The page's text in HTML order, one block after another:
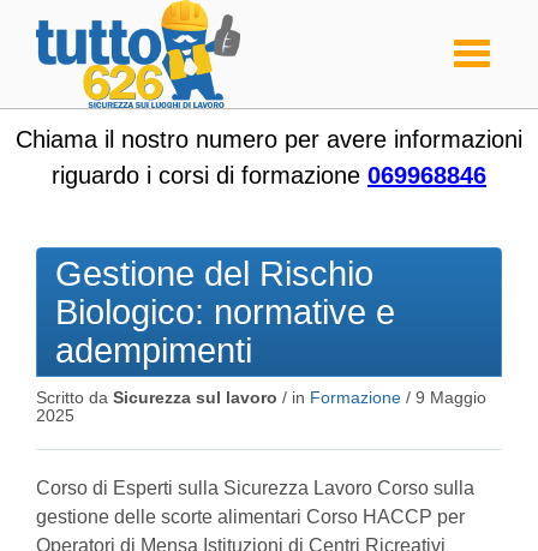
Toggle
Chiama il nostro numero per avere informazioni
riguardo i corsi di formazione 069968846
Gestione del Rischio
Biologico: normative e
adempimenti
Scritto da Sicurezza sul lavoro / in Formazione / 9 Maggio
2025
Corso di Esperti sulla Sicurezza Lavoro Corso sulla
gestione delle scorte alimentari Corso HACCP per
Operatori di Mensa Istituzioni di Centri Ricreativi